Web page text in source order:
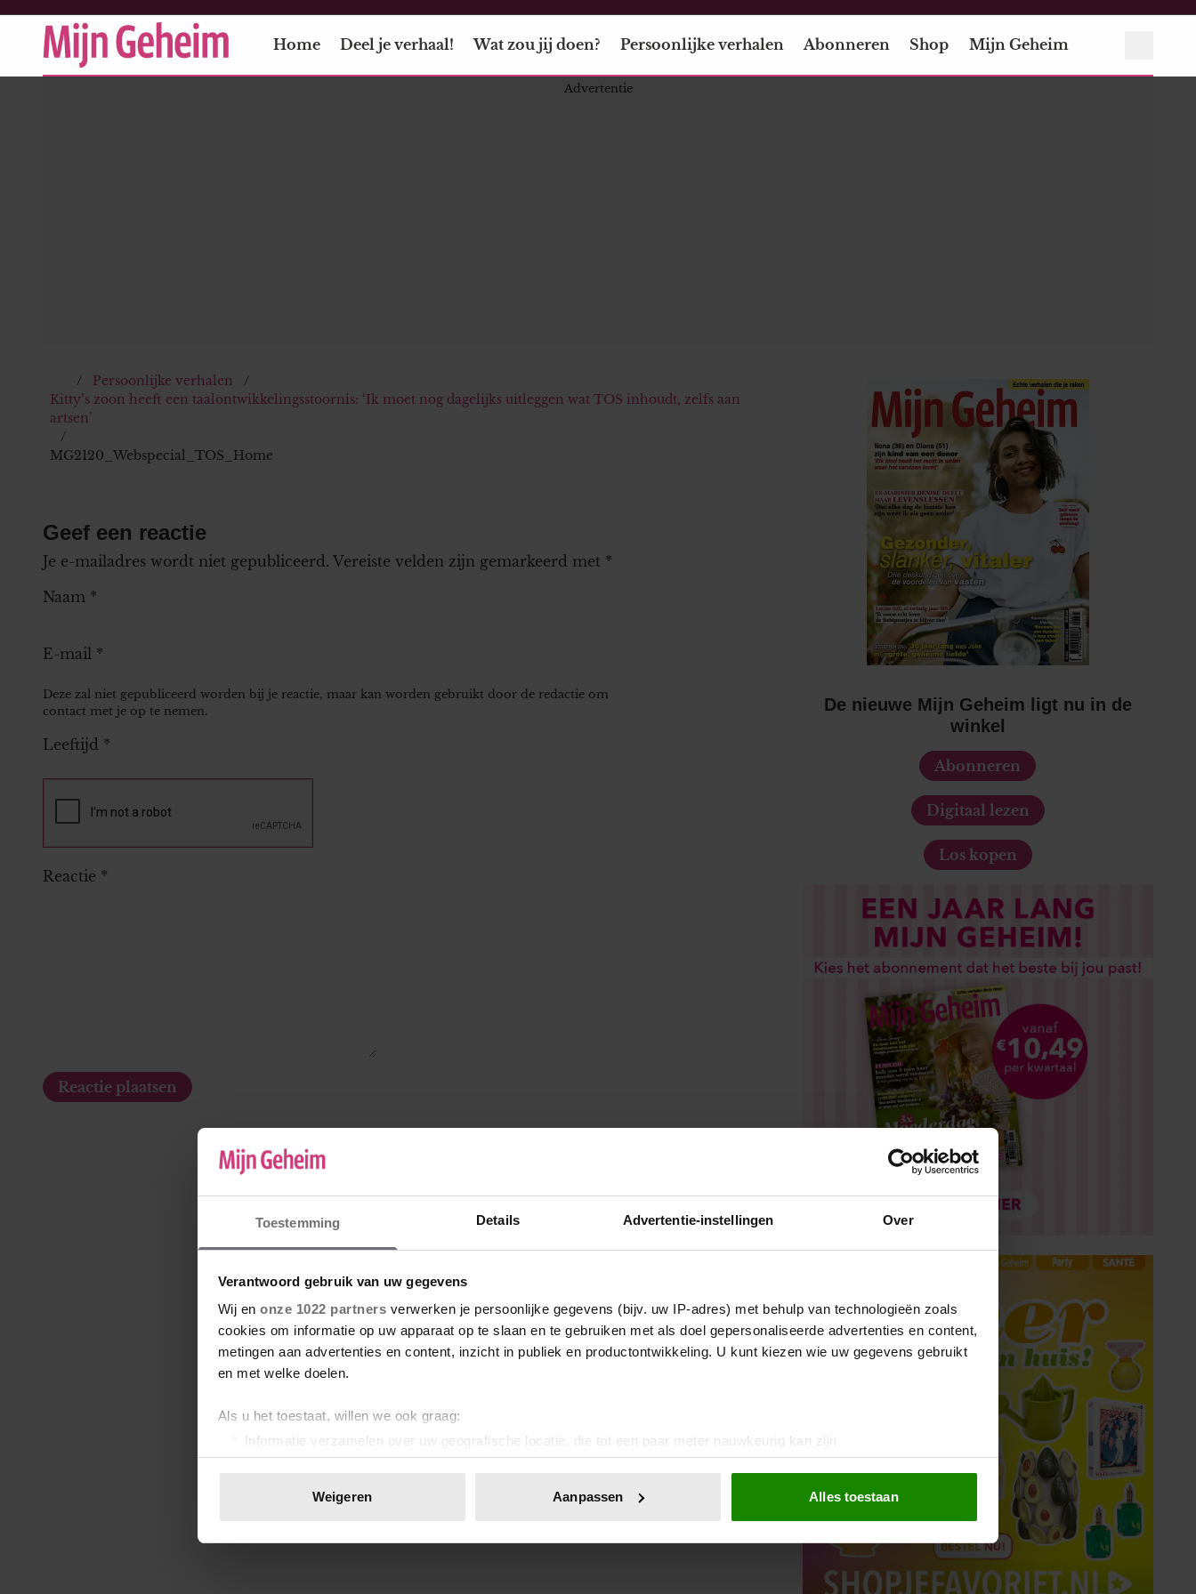
Toestemming Details Advertentie-instellingen Over
Verantwoord gebruik van uw gegevens
Wij en onze 1022 partners verwerken je persoonlijke gegevens (bijv. uw IP-adres) met behulp van technologieën zoals
cookies om informatie op uw apparaat op te slaan en te gebruiken met als doel gepersonaliseerde advertenties en content,
metingen aan advertenties en content, inzicht in publiek en productontwikkeling. U kunt kiezen wie uw gegevens gebruikt
en met welke doelen.
Als u het toestaat, willen we ook graag:
Informatie verzamelen over uw geografische locatie, die tot een paar meter nauwkeurig kan zijn
Uw apparaat identificeren door het actief te scannen op specifieke eigenschappen (fingerprinting)
toestemming op elk moment wijzigen of intrekken in de Cookieverklaring.
We gebruiken cookies om content en advertenties te personaliseren, om functies voor social media te bieden en om ons
websiteverkeer te analyseren. Ook delen we informatie over uw gebruik van onze site met onze partners voor social
Weigeren Aanpassen Alles toestaan
Home Deel je verhaal! Wat zou jij doen? Persoonlijke verhalen Abonneren Shop Mijn Geheim
Persoonlijke verhalen
Kitty’s zoon heeft een taalontwikkelingsstoornis: ‘Ik moet nog dagelijks uitleggen wat TOS inhoudt, zelfs aan
artsen’
MG2120_Webspecial_TOS_Home
Geef een reactie
Je e-mailadres wordt niet gepubliceerd. Vereiste velden zijn gemarkeerd met *
Naam *
E-mail *
Deze zal niet gepubliceerd worden bij je reactie, maar kan worden gebruikt door de redactie om
contact met je op te nemen.
Leeftijd *
Reactie *
De nieuwe Mijn Geheim ligt nu in de
winkel
Abonneren
Digitaal lezen
Los kopen